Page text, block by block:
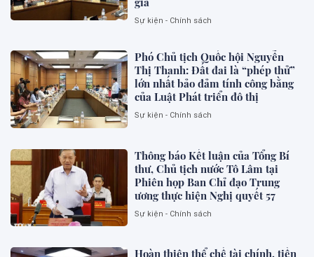
Sự kiện - Chính sách
Phó Chủ tịch Quốc hội Nguyễn
Thị Thanh: Đất đai là “phép thử”
lớn nhất bảo đảm tính công bằng
của Luật Phát triển đô thị
Sự kiện - Chính sách
Thông báo Kết luận của Tổng Bí
thư, Chủ tịch nước Tô Lâm tại
Phiên họp Ban Chỉ đạo Trung
ương thực hiện Nghị quyết 57
Sự kiện - Chính sách
Hoàn thiện thể chế tài chính, tiền